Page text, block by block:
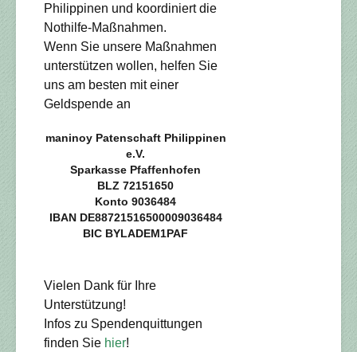
Philippinen und koordiniert die
Nothilfe-Maßnahmen.
Wenn Sie unsere Maßnahmen
unterstützen wollen, helfen Sie
uns am besten mit einer
Geldspende an
maninoy Patenschaft Philippinen
e.V.
Sparkasse Pfaffenhofen
BLZ 72151650
Konto 9036484
IBAN DE88721516500009036484
BIC BYLADEM1PAF
Vielen Dank für Ihre
Unterstützung!
Infos zu Spendenquittungen
finden Sie hier!